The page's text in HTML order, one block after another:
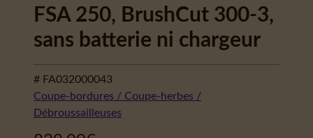
FSA 250, BrushCut 300-3,
sans batterie ni chargeur
# FA032000043
Coupe-bordures / Coupe-herbes /
Débroussailleuses